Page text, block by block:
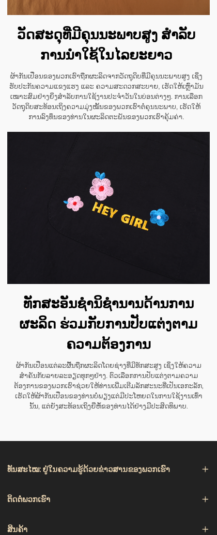
ວັດສະດຸທີ່ມີຄຸນນະພາບສູງ ສຳລັບ
ການນຳໃຊ້ໃນໄລຍະຍາວ
ຜ້າກັນເປື່ອນຂອງພວກເຮົາຖືກຜະລິດຈາກວັດຖຸດິບທີ່ມີຄຸນນະພາບສູງ ເຊິ່ງ
ຮັບປະກັນຄວາມແຂງແຮງ ແລະ ຄວາມສະດວກສະບາຍ, ເຮັດໃຫ້ເຫຼົ່າມັນ
ເໝາະສົມຢ່າງຍິ່ງສຳລັບການໃຊ້ງານປະຈຳວັນໃນບ່ອນຕ່າງໆ. ການເລືອກ
ວັດຖຸດິບສະທ້ອນເຖິງຄວາມມຸ່ງໝັ້ນຂອງພວກເຮົາຕໍ່ຄຸນນະພາບ, ເຮັດໃຫ້
ການລົງທຶນຂອງທ່ານໃນຜະລິດຕະພັນຂອງພວກເຮົາຄຸ້ມຄ່າ.
ທັກສະອັນຊຳນິຊຳນານດ້ານການ
ຜະລິດ ຮ່ວມກັບການປັບແຕ່ງຕາມ
ຄວາມຕ້ອງການ
ຜ້າກັນເປື່ອນແຕ່ລະຜື້ນຖືກຜະລິດໂດຍຊ່າງທີ່ມີທັກສະສູງ ເຊິ່ງໃຫ້ຄວາມ
ສຳຄັນກັບລາຍລະອຽດທຸກໆຢ່າງ. ຕົວເລືອກການປັບແຕ່ງຕາມຄວາມ
ຕ້ອງການຂອງພວກເຮົາຊ່ວຍໃຫ້ທ່ານເພີ່ມເຕີມລັກສະນະທີ່ເປັນເອກະລັກ,
ເຮັດໃຫ້ຜ້າກັນເປື່ອນຂອງທ່ານບໍ່ພຽງແຕ່ມີປະໂຫຍດໃນການໃຊ້ງານເທົ່າ
ນັ້ນ, ແຕ່ຍັງສະທ້ອນເຖິງຍີ່ຫໍ້ຂອງທ່ານໄດ້ຢ່າງມີປະສິດທິພາບ.
ທັນສະໄໝ: ຢູ່ໃນຄວາມຮູ້ດ້ວຍຂ່າວສານຂອງພວກເຮົາ
ຕິດຕໍ່ພວກເຮົາ
ສິນຄ້າ